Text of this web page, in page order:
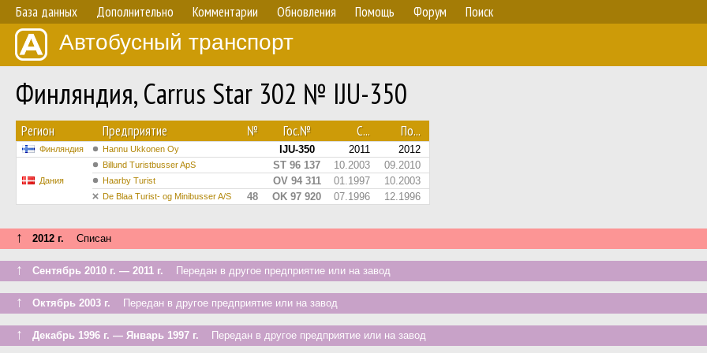
База данных Дополнительно Комментарии Обновления Помощь Форум Поиск
Автобусный транспорт
Финляндия, Carrus Star 302 № IJU-350
Регион Предприятие № Гос.№ С... По...
Финляндия Hannu Ukkonen Oy IJU-350 2011 2012
Дания
Billund Turistbusser ApS ST 96 137 10.2003 09.2010
Haarby Turist OV 94 311 01.1997 10.2003
De Blaa Turist- og Minibusser A/S 48 OK 97 920 07.1996 12.1996
↑ 2012 г. Списан
↑ Сентябрь 2010 г. — 2011 г. Передан в другое предприятие или на завод
↑ Октябрь 2003 г. Передан в другое предприятие или на завод
↑ Декабрь 1996 г. — Январь 1997 г. Передан в другое предприятие или на завод